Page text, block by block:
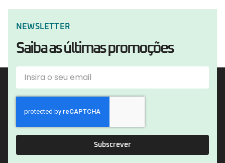
NEWSLETTER
Saiba as últimas promoções
Subscrever